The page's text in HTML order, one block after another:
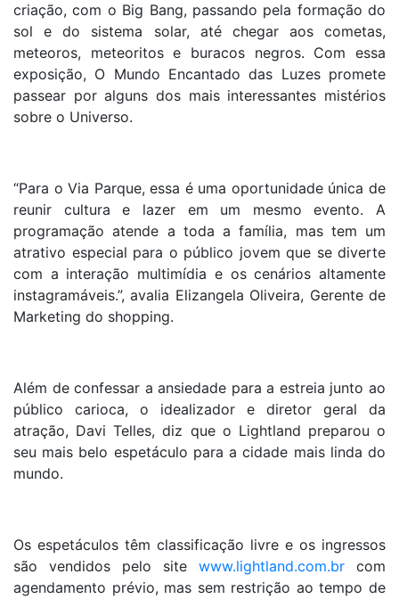
criação, com o Big Bang, passando pela formação do
sol e do sistema solar, até chegar aos cometas,
meteoros, meteoritos e buracos negros. Com essa
exposição, O Mundo Encantado das Luzes promete
passear por alguns dos mais interessantes mistérios
sobre o Universo.
“Para o Via Parque, essa é uma oportunidade única de
reunir cultura e lazer em um mesmo evento. A
programação atende a toda a família, mas tem um
atrativo especial para o público jovem que se diverte
com a interação multimídia e os cenários altamente
instagramáveis.”, avalia Elizangela Oliveira, Gerente de
Marketing do shopping.
Além de confessar a ansiedade para a estreia junto ao
público carioca, o idealizador e diretor geral da
atração, Davi Telles, diz que o Lightland preparou o
seu mais belo espetáculo para a cidade mais linda do
mundo.
Os espetáculos têm classificação livre e os ingressos
são vendidos pelo site www.lightland.com.br com
agendamento prévio, mas sem restrição ao tempo de